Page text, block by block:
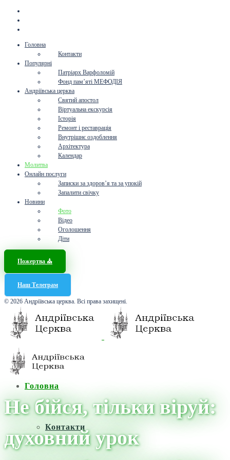
Головна
Контакти
Популярні
Патріарх Варфоломій
Фонд пам’яті МЕФОДІЯ
Андріївська церква
Святий апостол
Віртуальна екскурсія
Історія
Ремонт і реставрація
Внутрішнє оздоблення
Архітектура
Календар
Молитва
Онлайн послуги
Записки за здоров’я та за упокій
Запалити свічку
Новини
Фото
Відео
Оголошення
Діти
Пожертва ⛪️
Наш Телеграм
© 2026 Андріївська церква. Всі права захищені.
Головна
Контакти
Не бійся, тільки віруй:
духовний урок